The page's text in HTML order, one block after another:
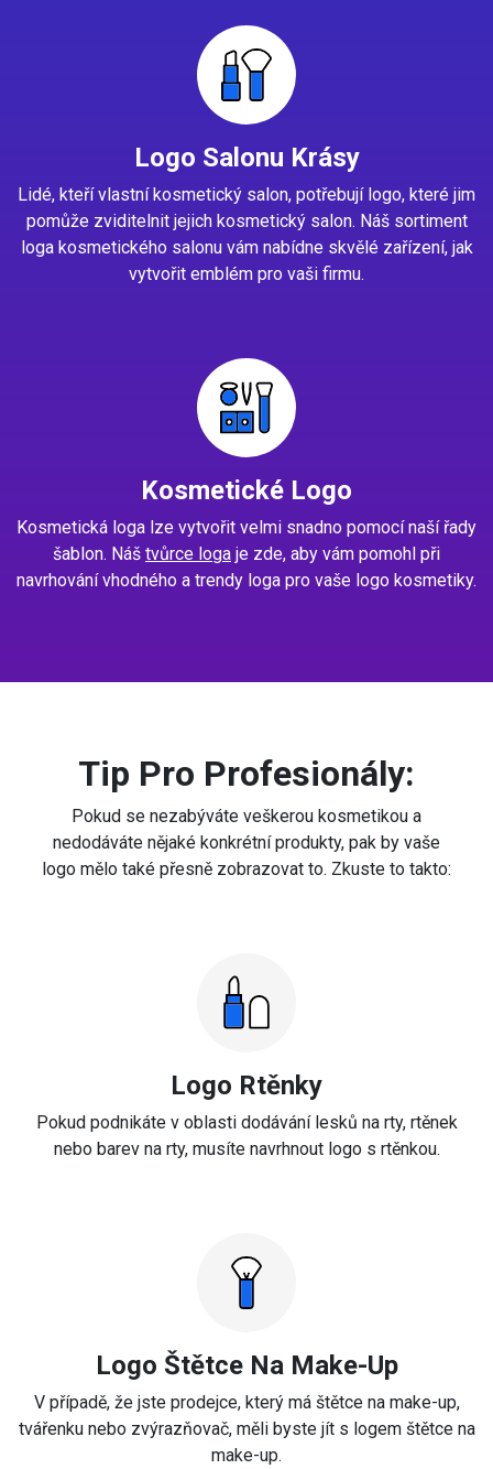
Logo Salonu Krásy
Lidé, kteří vlastní kosmetický salon, potřebují logo, které jim
pomůže zviditelnit jejich kosmetický salon. Náš sortiment
loga kosmetického salonu vám nabídne skvělé zařízení, jak
vytvořit emblém pro vaši firmu.
Kosmetické Logo
Kosmetická loga lze vytvořit velmi snadno pomocí naší řady
šablon. Náš tvůrce loga je zde, aby vám pomohl při
navrhování vhodného a trendy loga pro vaše logo kosmetiky.
Tip Pro Profesionály:
Pokud se nezabýváte veškerou kosmetikou a
nedodáváte nějaké konkrétní produkty, pak by vaše
logo mělo také přesně zobrazovat to. Zkuste to takto:
Logo Rtěnky
Pokud podnikáte v oblasti dodávání lesků na rty, rtěnek
nebo barev na rty, musíte navrhnout logo s rtěnkou.
Logo Štětce Na Make-Up
V případě, že jste prodejce, který má štětce na make-up,
tvářenku nebo zvýrazňovač, měli byste jít s logem štětce na
make-up.